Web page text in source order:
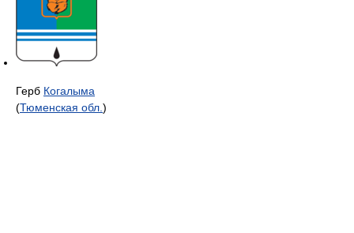
Герб Когалыма
(Тюменская обл. )